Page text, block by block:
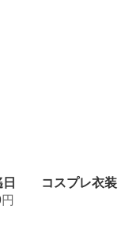
日 コスプレ衣装
円